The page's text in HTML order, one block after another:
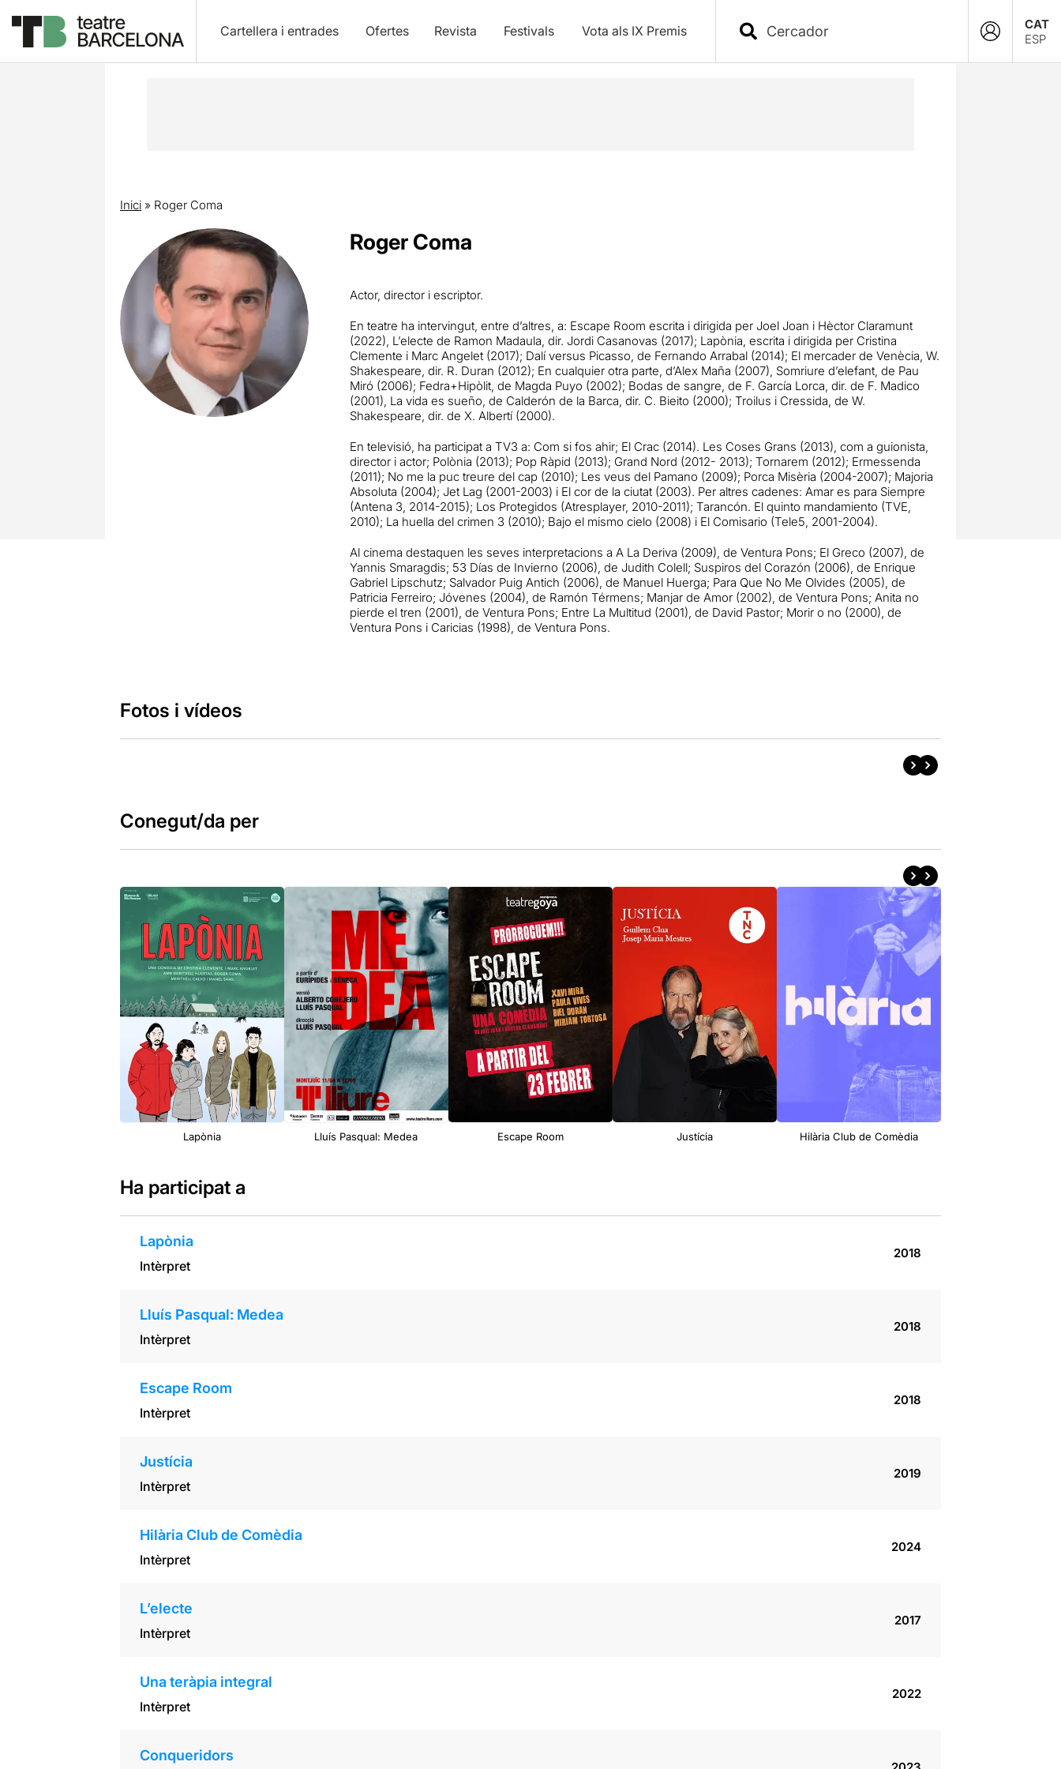
Cartellera i entrades Ofertes Revista Festivals Vota als IX Premis
CAT
ESP
Inici» Roger Coma
Roger Coma
Actor, director i escriptor.
En teatre ha intervingut, entre d’altres, a: Escape Room escrita i dirigida per Joel Joan i Hèctor Claramunt
(2022), L’electe de Ramon Madaula, dir. Jordi Casanovas (2017); Lapònia, escrita i dirigida per Cristina
Clemente i Marc Angelet (2017); Dalí versus Picasso, de Fernando Arrabal (2014); El mercader de Venècia, W.
Shakespeare, dir. R. Duran (2012); En cualquier otra parte, d’Alex Maña (2007), Somriure d’elefant, de Pau
Miró (2006); Fedra+Hipòlit, de Magda Puyo (2002); Bodas de sangre, de F. García Lorca, dir. de F. Madico
(2001), La vida es sueño, de Calderón de la Barca, dir. C. Bieito (2000); Troilus i Cressida, de W.
Shakespeare, dir. de X. Albertí (2000).
En televisió, ha participat a TV3 a: Com si fos ahir; El Crac (2014). Les Coses Grans (2013), com a guionista,
director i actor; Polònia (2013); Pop Ràpid (2013); Grand Nord (2012- 2013); Tornarem (2012); Ermessenda
(2011); No me la puc treure del cap (2010); Les veus del Pamano (2009); Porca Misèria (2004-2007); Majoria
Absoluta (2004); Jet Lag (2001-2003) i El cor de la ciutat (2003). Per altres cadenes: Amar es para Siempre
(Antena 3, 2014-2015); Los Protegidos (Atresplayer, 2010-2011); Tarancón. El quinto mandamiento (TVE,
2010); La huella del crimen 3 (2010); Bajo el mismo cielo (2008) i El Comisario (Tele5, 2001-2004).
Al cinema destaquen les seves interpretacions a A La Deriva (2009), de Ventura Pons; El Greco (2007), de
Yannis Smaragdis; 53 Días de Invierno (2006), de Judith Colell; Suspiros del Corazón (2006), de Enrique
Gabriel Lipschutz; Salvador Puig Antich (2006), de Manuel Huerga; Para Que No Me Olvides (2005), de
Patricia Ferreiro; Jóvenes (2004), de Ramón Térmens; Manjar de Amor (2002), de Ventura Pons; Anita no
pierde el tren (2001), de Ventura Pons; Entre La Multitud (2001), de David Pastor; Morir o no (2000), de
Ventura Pons i Caricias (1998), de Ventura Pons.
Fotos i vídeos
Conegut/da per
Lapònia Lluís Pasqual: Medea Escape Room Justícia Hilària Club de Comèdia
Ha participat a
Lapònia
Intèrpret
2018
Lluís Pasqual: Medea
Intèrpret
2018
Escape Room
Intèrpret
2018
Justícia
Intèrpret
2019
Hilària Club de Comèdia
Intèrpret
2024
L’electe
Intèrpret
2017
Una teràpia integral
Intèrpret
2022
Conqueridors